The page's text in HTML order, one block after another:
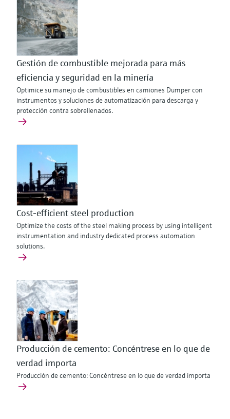
Gestión de combustible mejorada para más
eficiencia y seguridad en la minería
Optimice su manejo de combustibles en camiones Dumper con
instrumentos y soluciones de automatización para descarga y
protección contra sobrellenados.
Cost-efficient steel production
Optimize the costs of the steel making process by using intelligent
instrumentation and industry dedicated process automation
solutions.
Producción de cemento: Concéntrese en lo que de
verdad importa
Producción de cemento: Concéntrese en lo que de verdad importa